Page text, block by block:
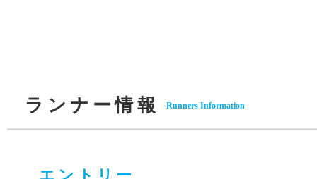
ランナー情報 Runners Information
エントリー